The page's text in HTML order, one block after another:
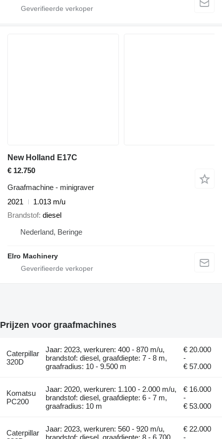
New Holland E17C
€ 12.750
Graafmachine - minigraver
2021
1.013 m/u
Brandstof diesel
Nederland, Beringe
Elro Machinery
Prijzen voor graafmachines
Caterpillar
320D
Jaar: 2023, werkuren: 400 - 870 m/u,
brandstof: diesel, graafdiepte: 7 - 8 m,
graafradius: 10 - 9.500 m
€ 20.000
-
€ 57.000
Komatsu
PC200
Jaar: 2020, werkuren: 1.100 - 2.000 m/u,
brandstof: diesel, graafdiepte: 6 - 7 m,
graafradius: 10 m
€ 16.000
-
€ 53.000
Caterpillar
Jaar: 2023, werkuren: 560 - 920 m/u,
brandstof: diesel, graafdiepte: 8 - 6.700
€ 22.000
-